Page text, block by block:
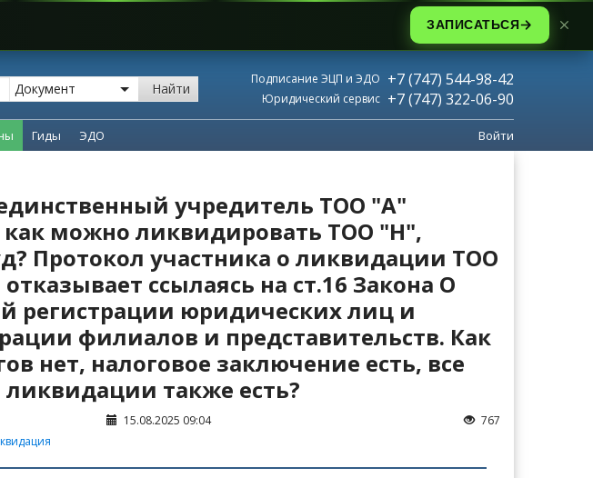
Найти
Подписание ЭЦП и ЭДО +7 (747) 544-98-42
Юридический сервис +7 (747) 322-06-90
Гиды ЭДО Войти
учредитель ТОО "А"
можно ликвидировать ТОО "Н",
Протокол участника о ликвидации ТОО
ссылаясь на ст.16 Закона О
регистрации юридических лиц и
филиалов и представительств. Как
нет, налоговое заключение есть, все
также есть?
15.08.2025 09:04
767
ЗАПИСАТЬСЯ